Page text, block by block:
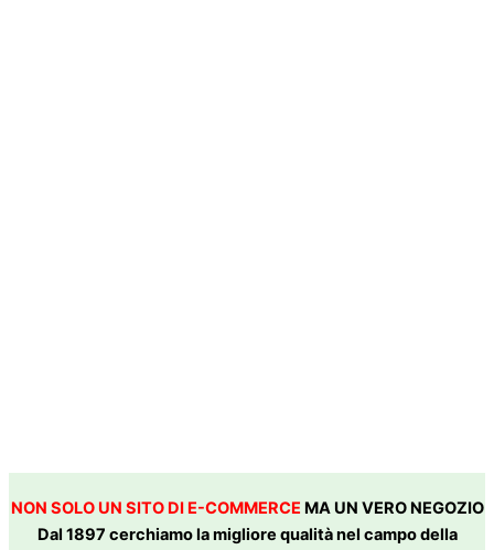
NON SOLO UN SITO DI E-COMMERCE MA UN VERO NEGOZIO
Dal 1897 cerchiamo la migliore qualità nel campo della